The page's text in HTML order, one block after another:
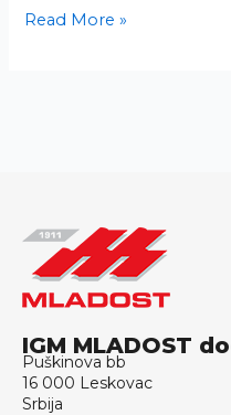
Read More »
IGM MLADOST
Puškinova bb
16 000 Leskovac
Srbija